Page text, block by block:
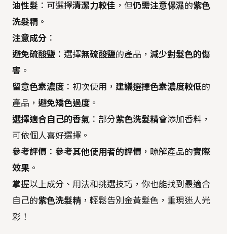
油性髮 ：可選擇清潔力較佳 ，但仍需注意保濕的紫色
洗髮精 。
注意成分 ：
避免硫酸鹽 ：選擇無硫酸鹽的產品， 減少對髮色的傷
害 。
留意色素濃度 ：初次使用， 建議選擇色素濃度較低的
產品， 避免矯色過度 。
選擇適合自己的香氣 ：部分紫色洗髮精會添加香料，
可依個人喜好選擇。
參考評價 ： 參考其他使用者的評價 ，瞭解產品的實際
效果 。
掌握以上成分、用法和挑選技巧，你也能找到最適合
自己的紫色洗髮精 ，輕鬆告別金黃髮色，重現迷人光
彩！